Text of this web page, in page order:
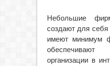
Небольшие
создают для
имеют минимум
организации в